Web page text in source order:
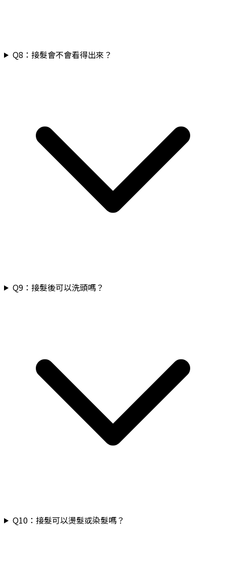
Q8 ： 接髮會不會看得出來？
Q9： 接髮後可以洗頭嗎？
Q10： 接髮可以燙髮或染髮嗎？